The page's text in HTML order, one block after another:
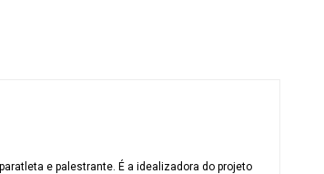
e palestrante. É a idealizadora do projeto